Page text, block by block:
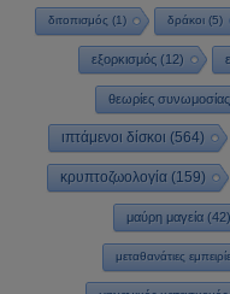
διτοπισμός (1) δράκοι(5)
εξορκισμός(12)
θεωρίες συνωμοσίας
ιπτάμενοι δίσκοι (564)
κρυπτοζωολογία(159)
μαύρη μαγεία(42)
μεταθανάτιες